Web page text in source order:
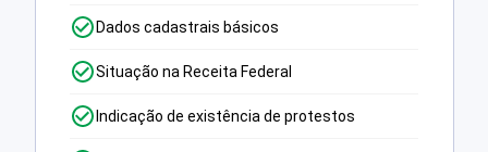
Dados cadastrais básicos
Situação na Receita Federal
Indicação de existência de protestos